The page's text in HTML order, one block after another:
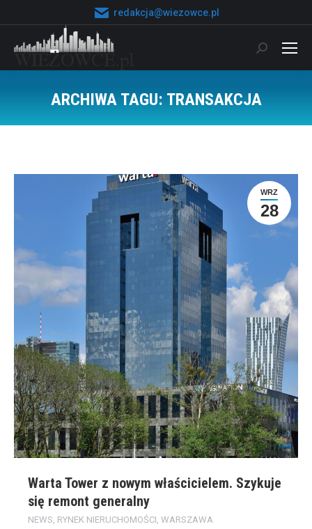
redakcja@wiezowce.pl
Szukaj:
ARCHIWA TAGU: TRANSAKCJA
WRZ
28
Warta Tower z nowym właścicielem. Szykuje
się remont generalny
NEWS, RYNEK NIERUCHOMOŚCI, WARSZAWA